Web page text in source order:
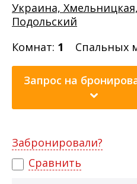
Украина,
Подольский
Комнат: 1 Спальных
Запрос на
Забронировали?
Сравнить